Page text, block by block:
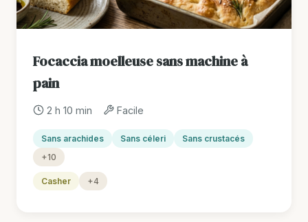
Focaccia moelleuse sans machine à
pain
2 h 10 min Facile
Sans arachides Sans céleri
Sans crustacés
+10
Casher +4